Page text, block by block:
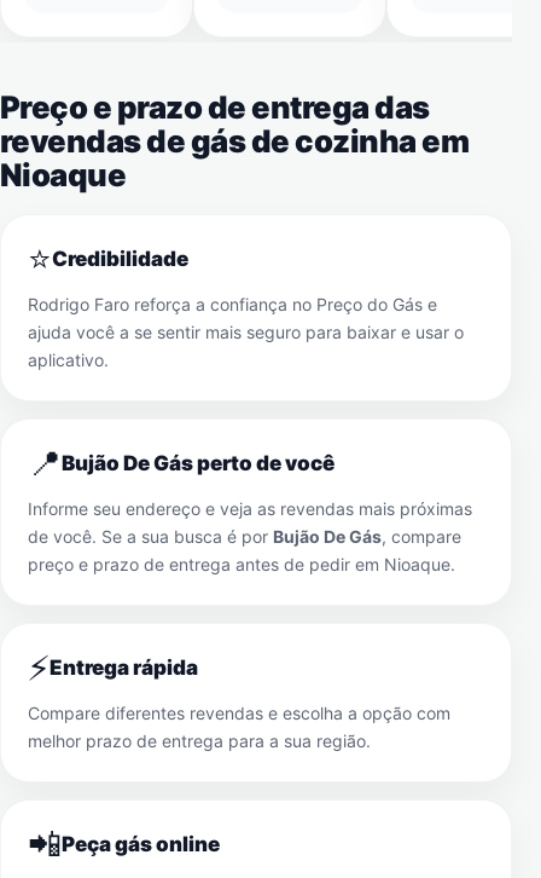
Preço e prazo de entrega das
revendas de gás de cozinha em
Nioaque
⭐Credibilidade
Rodrigo Faro reforça a confiança no Preço do Gás e
ajuda você a se sentir mais seguro para baixar e usar o
aplicativo.
📍Bujão De Gás perto de você
Informe seu endereço e veja as revendas mais próximas
de você. Se a sua busca é por Bujão De Gás, compare
preço e prazo de entrega antes de pedir em Nioaque.
⚡Entrega rápida
Compare diferentes revendas e escolha a opção com
melhor prazo de entrega para a sua região.
📲Peça gás online